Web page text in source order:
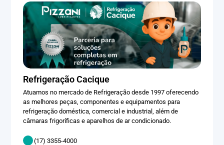
Refrigeração Cacique
Atuamos no mercado de Refrigeração desde 1997 oferecendo
as melhores peças, componentes e equipamentos para
refrigeração doméstica, comercial e industrial, além de
câmaras frigoríficas e aparelhos de ar condicionado.
(17) 3355-4000